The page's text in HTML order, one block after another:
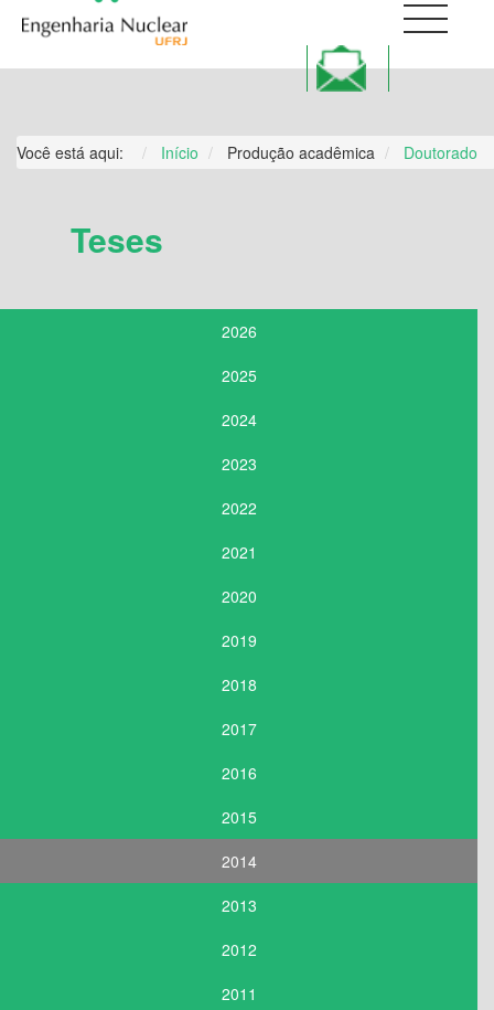
Você está aqui: Início Produção acadêmica Doutorado
Teses
2026
2025
2024
2023
2022
2021
2020
2019
2018
2017
2016
2015
2014
2013
2012
2011